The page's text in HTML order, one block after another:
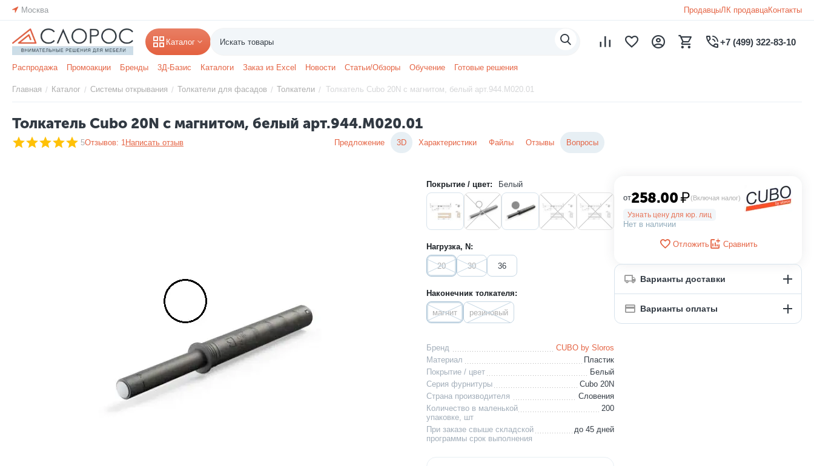
Москва ПродавцыЛК продавцаКонтакты
Каталог +7 (499) 322-83-10
Распродажа Промоакции Бренды 3Д-Базис Каталоги Заказ из Excel Новости Статьи/Обзоры Обучение Готовые решения
Главная / Каталог / Системы открывания / Толкатели для фасадов / Толкатели / Толкатель Cubo 20N с магнитом, белый арт.944.M020.01
Толкатель Cubo 20N с магнитом, белый арт.944.M020.01
5Отзывов: 1Написать отзыв Предложение 3D Характеристики Файлы Отзывы Вопросы
Покрытие / цвет: Белый
Нагрузка, N:
20 30 36
Наконечник толкателя:
магнит резиновый
Бренд
CUBO by Sloros
Материал
Пластик
Покрытие / цвет
Белый
Серия фурнитуры
Cubo 20N
Страна производителя
Словения
Количество в маленькой
упаковке, шт
200
При заказе свыше складской
программы срок выполнения
до 45 дней
от258.00₽(Включая налог)
Узнать цену для юр. лиц
Нет в наличии
Отложить Сравнить
Варианты доставки
Варианты оплаты